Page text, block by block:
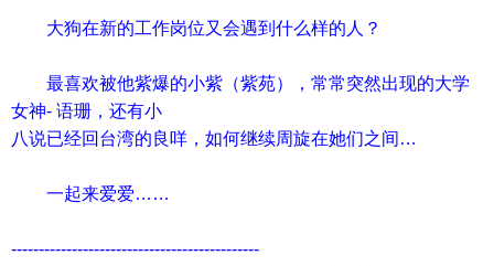
大狗在新的工作岗位又会遇到什么样的人？
最喜欢被他紫爆的小紫（紫苑），常常突然出现的大学
女神- 语珊，还有小
八说已经回台湾的良咩，如何继续周旋在她们之间…
一起来爱爱……
---------------------------------------------